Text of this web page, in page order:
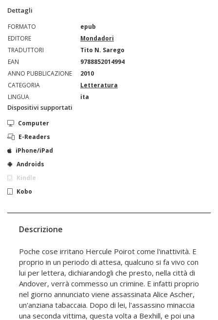
Dettagli
FORMATO
epub
EDITORE
Mondadori
TRADUTTORI
Tito N. Sarego
EAN
9788852014994
ANNO PUBBLICAZIONE
2010
CATEGORIA
Letteratura
LINGUA
ita
Dispositivi supportati
Computer
E-Readers
iPhone/iPad
Androids
Kindle
Kobo
Descrizione
Poche cose irritano Hercule Poirot come l'inattività. E
proprio in un periodo di attesa, qualcuno si fa vivo con
lui per lettera, dichiarandogli che presto, nella città di
Andover, verrà commesso un crimine. E infatti proprio
nel giorno annunciato viene assassinata Alice Ascher,
un'anziana tabaccaia. Dopo di lei, l'assassino minaccia
una seconda vittima, questa volta a Bexhill, e poi una